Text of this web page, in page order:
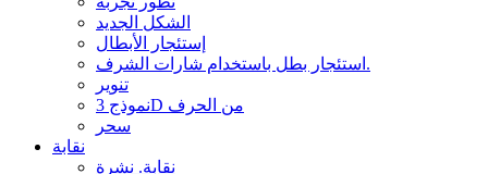
الشكل الجديد
إستئجار الأبطال
استئجار بطل باستخدام شارات الشرف.
تنوير
نموذج 3D من الحرف
سحر
نقابة
نقابة. نشرة